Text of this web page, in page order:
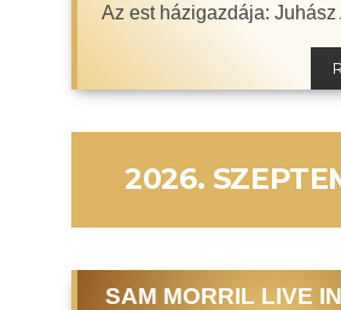
Az est házigazdája: Juhász
2026.
SAM MORRIL LIVE IN